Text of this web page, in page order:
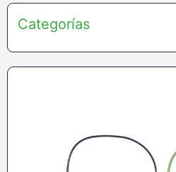
Categorías